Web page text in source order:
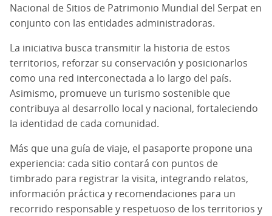
Nacional de Sitios de Patrimonio Mundial del Serpat en
conjunto con las entidades administradoras.
La iniciativa busca transmitir la historia de estos
territorios, reforzar su conservación y posicionarlos
como una red interconectada a lo largo del país.
Asimismo, promueve un turismo sostenible que
contribuya al desarrollo local y nacional, fortaleciendo
la identidad de cada comunidad.
Más que una guía de viaje, el pasaporte propone una
experiencia: cada sitio contará con puntos de
timbrado para registrar la visita, integrando relatos,
información práctica y recomendaciones para un
recorrido responsable y respetuoso de los territorios y